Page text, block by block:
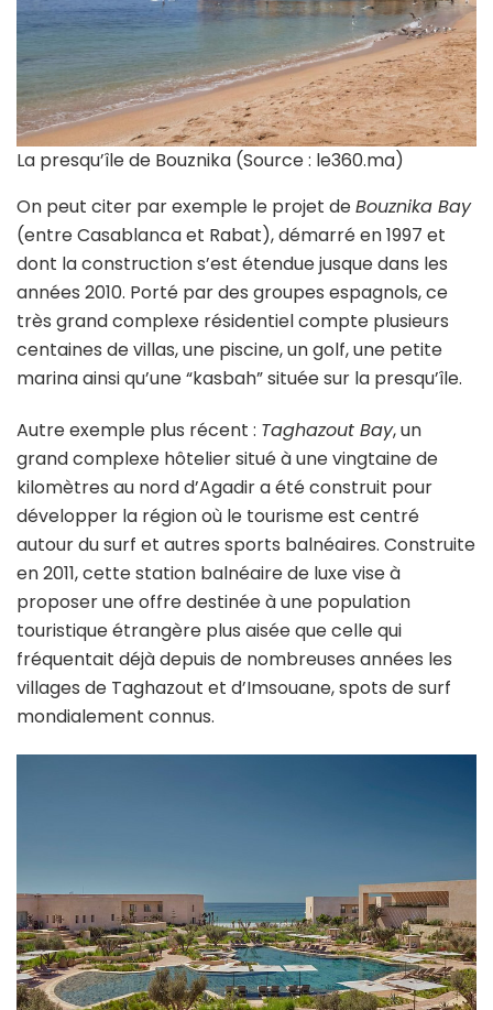
La presqu’île de Bouznika (Source : le360.ma)
On peut citer par exemple le projet deBouznika Bay
(entre Casablanca et Rabat), démarré en 1997 et
dont la construction s’est étendue jusque dans les
années 2010. Porté par des groupes espagnols, ce
très grand complexe résidentiel compte plusieurs
centaines de villas, une piscine, un golf, une petite
marina ainsi qu’une “kasbah” située sur la presqu’île.
Autre exemple plus récent : Taghazout Bay, un
grand complexe hôtelier situé à une vingtaine de
kilomètres au nord d’Agadir a été construit pour
développer la région où le tourisme est centré
autour du surf et autres sports balnéaires. Construite
en 2011, cette station balnéaire de luxe vise à
proposer une offre destinée à une population
touristique étrangère plus aisée que celle qui
fréquentait déjà depuis de nombreuses années les
villages de Taghazout et d’Imsouane, spots de surf
mondialement connus.